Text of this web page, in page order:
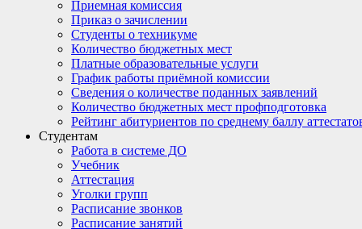
Приемная комиссия
Приказ о зачислении
Студенты о техникуме
Количество бюджетных мест
Платные образовательные услуги
График работы приёмной комиссии
Сведения о количестве поданных заявлений
Количество бюджетных мест профподготовка
Рейтинг абитуриентов по среднему баллу
Студентам
Работа в системе ДО
Учебник
Аттестация
Уголки групп
Расписание звонков
Расписание занятий